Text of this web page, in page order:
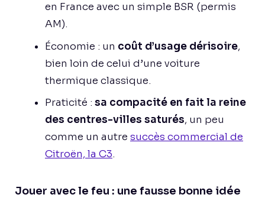
en France avec un simple BSR (permis
AM).
Économie : un coût d’usage dérisoire,
bien loin de celui d’une voiture
thermique classique.
Praticité : sa compacité en fait la reine
des centres-villes saturés, un peu
comme un autre succès commercial de
Citroën, la C3.
Jouer avec le feu : une fausse bonne idée